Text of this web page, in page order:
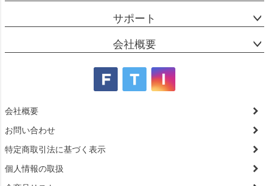
サポート
会社概要
会社概要
お問い合わせ
特定商取引法に基づく表示
個人情報の取扱